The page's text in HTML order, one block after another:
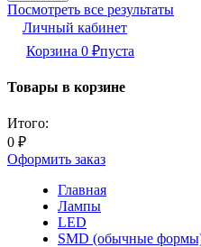
Посмотреть все результаты
Личный кабинет
Корзина 0 ₽пуста
Товары в корзине
Итого:
0 ₽
Оформить заказ
Главная
Лампы
LED
SMD (обычные